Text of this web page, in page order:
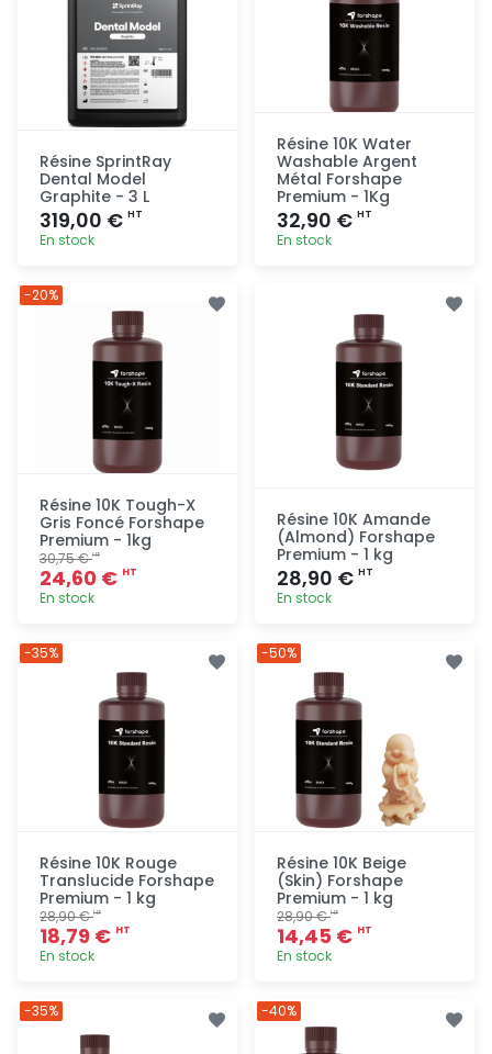
Résine SprintRay
Dental Model
Graphite - 3 L
319,00 € HT
En stock
rapide
Résine 10K Water
Washable Argent
Métal Forshape
Premium - 1Kg
32,90 € HT
En stock
rapide
Résine 10K Tough-X
Gris Foncé Forshape
Premium - 1kg
30,75 €HT
24,60 € HT
En stock
rapide
-20%
Résine 10K Amande
(Almond) Forshape
Premium - 1 kg
28,90 € HT
En stock
Résine 10K Rouge
Translucide Forshape
Premium - 1 kg
28,90 €HT
18,79 € HT
En stock
-35%
Résine 10K Beige
(Skin) Forshape
Premium - 1 kg
28,90 €HT
14,45 € HT
En stock
-50%
-35% -40%